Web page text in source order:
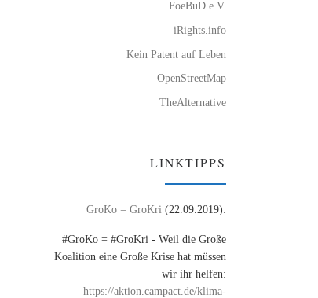
FoeBuD e.V.
iRights.info
Kein Patent auf Leben
OpenStreetMap
TheAlternative
LINKTIPPS
GroKo = GroKri (22.09.2019):
#GroKo = #GroKri - Weil die Große
Koalition eine Große Krise hat müssen
wir ihr helfen:
https://aktion.campact.de/klima-